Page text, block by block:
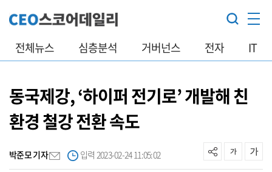
전체뉴스 심층분석 거버넌스 전자 IT
동국제강, ‘하이퍼 전기로’ 개발해 친
환경 철강 전환 속도
박준모 기자 입력 2023-02-24 11:05:02